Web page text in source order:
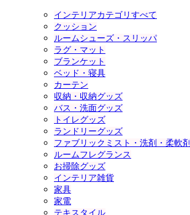
インテリアカテゴリすべて
クッション
ルームシューズ・スリッパ
ラグ・マット
ブランケット
ベッド・寝具
カーテン
収納・収納グッズ
バス・洗面グッズ
トイレグッズ
ランドリーグッズ
ファブリックミスト・洗剤・柔軟剤
ルームフレグランス
お掃除グッズ
インテリア雑貨
家具
家電
テキスタイル